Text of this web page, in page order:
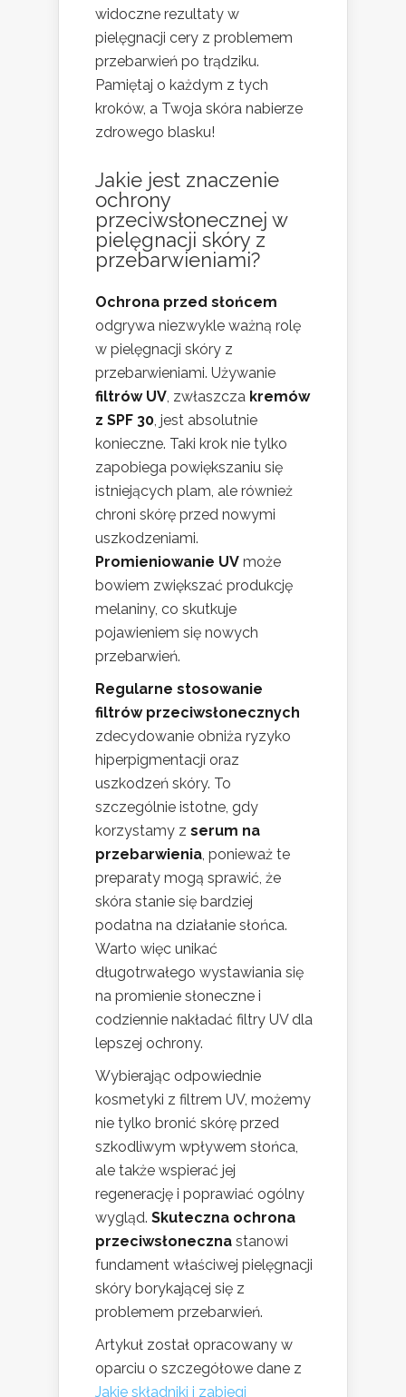
widoczne rezultaty w
pielęgnacji cery z problemem
przebarwień po trądziku.
Pamiętaj o każdym z tych
kroków, a Twoja skóra nabierze
zdrowego blasku!
Jakie jest znaczenie
ochrony
przeciwsłonecznej w
pielęgnacji skóry z
przebarwieniami?
Ochrona przed słońcem
odgrywa niezwykle ważną rolę
w pielęgnacji skóry z
przebarwieniami. Używanie
filtrów UV, zwłaszcza kremów
z SPF 30, jest absolutnie
konieczne. Taki krok nie tylko
zapobiega powiększaniu się
istniejących plam, ale również
chroni skórę przed nowymi
uszkodzeniami.
Promieniowanie UV może
bowiem zwiększać produkcję
melaniny, co skutkuje
pojawieniem się nowych
przebarwień.
Regularne stosowanie
filtrów przeciwsłonecznych
zdecydowanie obniża ryzyko
hiperpigmentacji oraz
uszkodzeń skóry. To
szczególnie istotne, gdy
korzystamy z serum na
przebarwienia, ponieważ te
preparaty mogą sprawić, że
skóra stanie się bardziej
podatna na działanie słońca.
Warto więc unikać
długotrwałego wystawiania się
na promienie słoneczne i
codziennie nakładać filtry UV dla
lepszej ochrony.
Wybierając odpowiednie
kosmetyki z filtrem UV, możemy
nie tylko bronić skórę przed
szkodliwym wpływem słońca,
ale także wspierać jej
regenerację i poprawiać ogólny
wygląd. Skuteczna ochrona
przeciwsłoneczna stanowi
fundament właściwej pielęgnacji
skóry borykającej się z
problemem przebarwień.
Artykuł został opracowany w
oparciu o szczegółowe dane z
Jakie składniki i zabiegi